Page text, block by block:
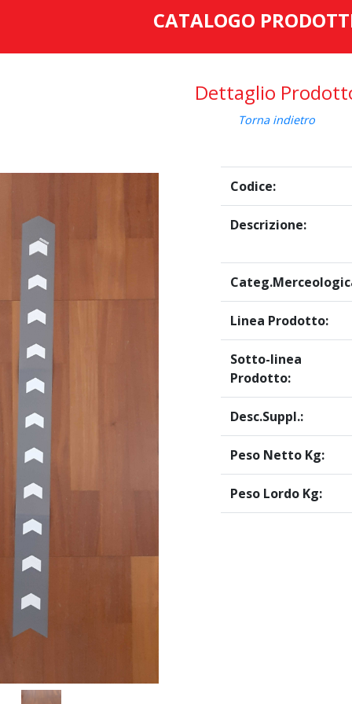
CATALOGO
Dettaglio
Torna indietro
Codice:
Descrizione:
Linea Prodotto:
Sotto-linea
Prodotto:
Desc.Suppl.:
Peso Netto Kg:
Peso Lordo Kg: